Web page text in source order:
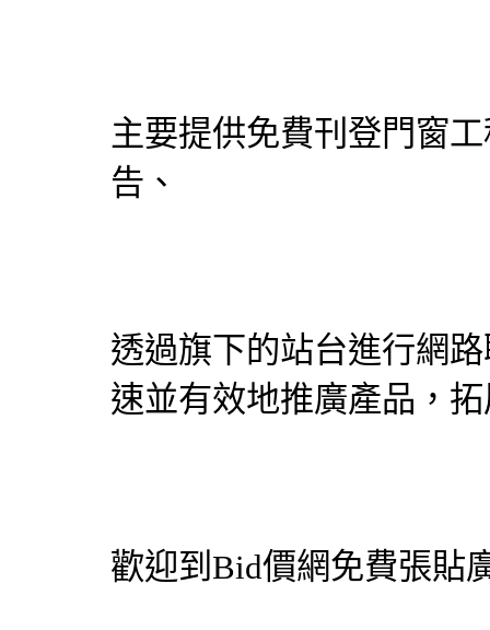
主要提供免費刊登門窗
告、
透過旗下的站台進行網
速並有效地推廣產品，
歡迎到 Bid價網免費張貼